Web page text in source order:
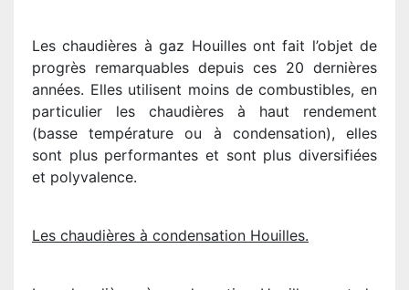
Les chaudières à gaz Houilles ont fait l’objet de
progrès remarquables depuis ces 20 dernières
années. Elles utilisent moins de combustibles, en
particulier les chaudières à haut rendement
(basse température ou à condensation), elles
sont plus performantes et sont plus diversifiées
et polyvalence.
Les chaudières à condensation Houilles.